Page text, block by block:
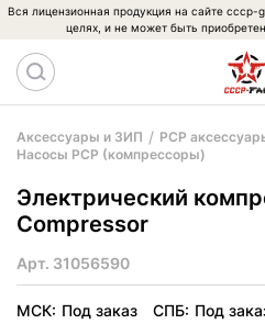
Вся лицензионная продукция на сайте cccp-
целях, и не может быть
Аксессуары и ЗИП
PCP
Насосы PCP (компрессоры)
Электрический
Compressor
Арт. 31056590
МСК: Под заказ СПБ: Под